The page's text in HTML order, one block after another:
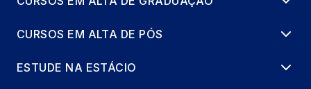
CURSOS EM ALTA DE PÓS
ESTUDE NA ESTÁCIO